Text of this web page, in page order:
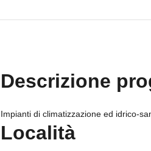
Descrizione
Impianti di climatizzazione ed idrico-
Località